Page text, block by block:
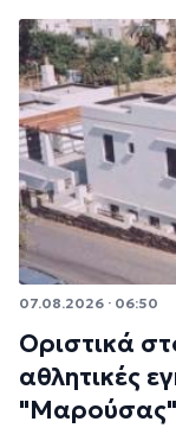
07.08.2026 · 06:50
Οριστικά
αθλητικές
"Μαρούσας"